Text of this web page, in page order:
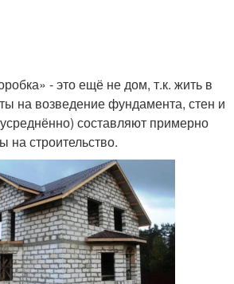
- это ещё не дом, т.к. жить в
на возведение фундамента, стен и
составляют примерно
на строительство.